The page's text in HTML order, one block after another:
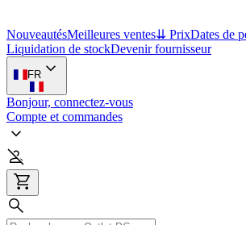
NouveautésMeilleures ventes⇊ PrixDates de
Liquidation de stockDevenir fournisseur
FR
Bonjour, connectez-vous
Compte et commandes